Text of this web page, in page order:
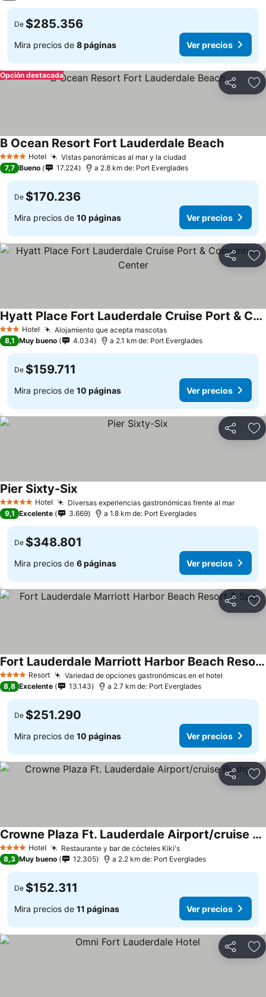
De $285.356
Mira precios de 8 páginas Ver precios
Compartir
Opción destacada
4 EstrellasHotel Vistas panorámicas al mar y la ciudad
B Ocean Resort Fort Lauderdale Beach
7,7 Bueno 17.224 a 2.8 km de: Port Everglades
De $170.236
Mira precios de 10 páginas Ver precios
Compartir
3 Estrellas
Hotel Alojamiento que acepta mascotas
Hyatt Place Fort Lauderdale Cruise Port & Convention Center
8,1 Muy bueno 4.034 a 2.1 km de: Port Everglades
De $159.711
Mira precios de 10 páginas Ver precios
Compartir
5 Estrellas Hotel Diversas experiencias gastronómicas frente al mar
Pier Sixty-Six
9,1 Excelente 3.669 a 1.8 km de: Port Everglades
De $348.801
Mira precios de 6 páginas Ver precios
Compartir
4 EstrellasResort Variedad de opciones gastronómicas en el hotel
Fort Lauderdale Marriott Harbor Beach Resort & Spa
8,8 Excelente 13.143 a 2.7 km de: Port Everglades
De $251.290
Mira precios de 10 páginas Ver precios
Compartir
4 EstrellasHotel Restaurante y bar de cócteles Kiki's
Crowne Plaza Ft. Lauderdale Airport/cruise By Ihg
8,3 Muy bueno 12.305 a 2.2 km de: Port Everglades
De $152.311
Mira precios de 11 páginas Ver precios
Compartir